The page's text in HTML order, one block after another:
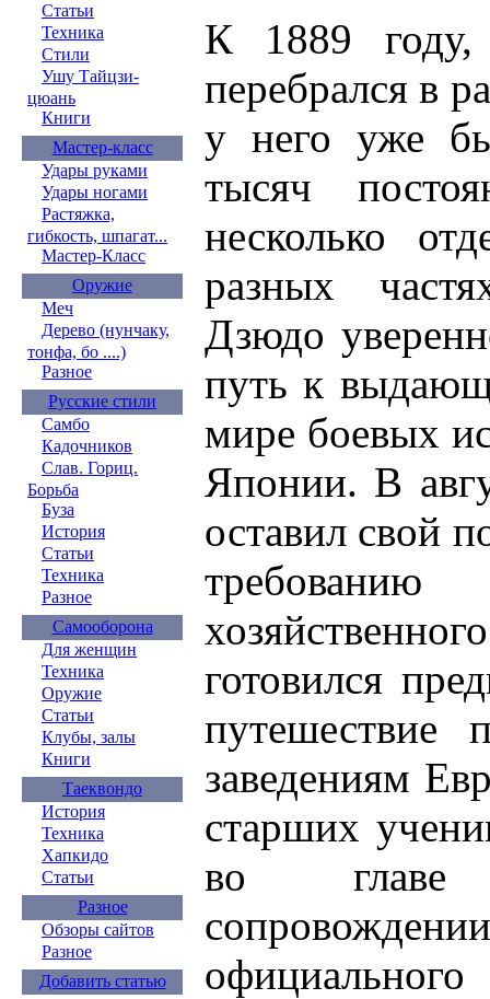
Статьи
Техника
Стили
Ушу Тайцзи-
цюань
Книги
Мастер-класс
Удары руками
Удары ногами
Растяжка,
гибкость, шпагат...
Мастер-Класс
Оружие
Меч
Дерево (нунчаку,
тонфа, бо ....)
Разное
Русские стили
Самбо
Кадочников
Слав. Гориц.
Борьба
Буза
История
Статьи
Техника
Разное
Самооборона
Для женщин
Техника
Оружие
Статьи
Клубы, залы
Книги
Таеквондо
История
Техника
Хапкидо
Статьи
Разное
Обзоры сайтов
Разное
Добавить статью
К 1889 году,
перебрался в
у него уже
тысяч
несколько
разных
Дзюдо
путь к
мире боевых
Японии. В
оставил свой
требованию
готовился
путешествие
заведениям
старших
во